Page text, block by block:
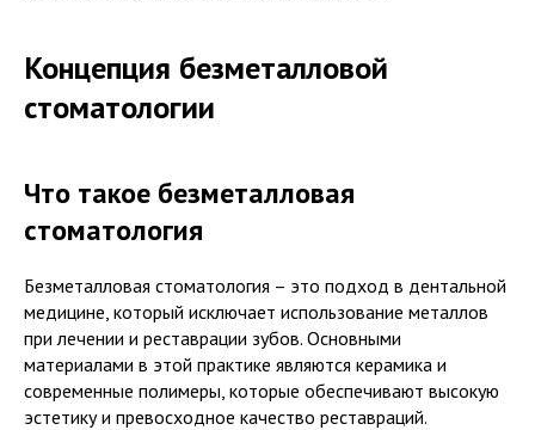
Концепция безметалловой
стоматологии
Что такое безметалловая
стоматология
Безметалловая стоматология – это подход в дентальной
медицине, который исключает использование металлов
при лечении и реставрации зубов. Основными
материалами в этой практике являются керамика и
современные полимеры, которые обеспечивают высокую
эстетику и превосходное качество реставраций.